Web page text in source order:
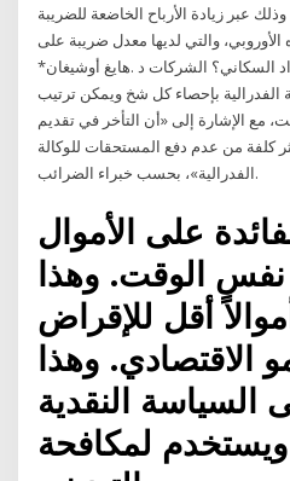
وذلك عبر زيادة الأرباح الخاضعة للضريبة
والتي لديها معدل ضريبة على
الشركات د‭. ‬هايغ‭ ‬أوشيغان‭*‬ ‭ ‬ما‭ ‬هو‭ ‬التعداد‭ ‬السكاني؟ –‭ ‬يشترط‭ ‬دستور‭
‬الولايات‭ ‬المتحدة‭ ‬أن‭ ‬تقوم‭ ‬الحكومة‭ ‬الفدرالية‭ ‬بإحصاء‭ ‬كل‭ ‬شخ ويمكن ترتيب
مع الإشارة إلى «أن التأخر في تقديم
كلفة من عدم دفع المستحقات للوكالة
الفدرالية»، بحسب خبراء الضرائب.
على الأموال
نفس الوقت. وهذا
أقل للإقراض
الاقتصادي. وهذا
السياسة النقدية
ويستخدم لمكافحة